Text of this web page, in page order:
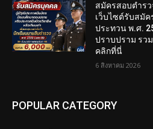
สมัครสอบตําร
เว็บไซต์รับสมั
ประทวน พ.ศ.
ปราบปราม รว
คลิกที่นี่
6 สิงหาคม 2026
POPULAR CATEGORY